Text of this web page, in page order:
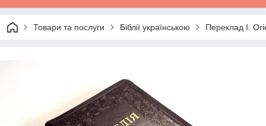
Товари та послуги Біблії українською Переклад І.